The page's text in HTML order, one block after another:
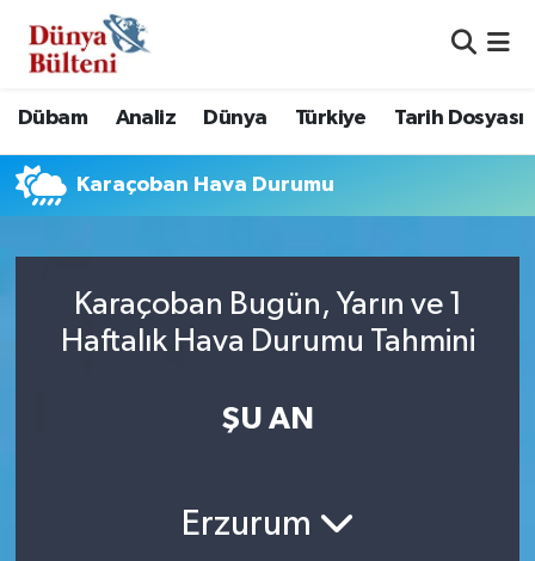
Dübam Analiz Dünya Türkiye Tarih Dosyası
Karaçoban Hava Durumu
Karaçoban Bugün, Yarın ve 1
Haftalık Hava Durumu Tahmini
ŞU AN
Erzurum
Hava Durumu
Namaz Vakitleri
Süper Lig Puan Durumu ve Fikstür